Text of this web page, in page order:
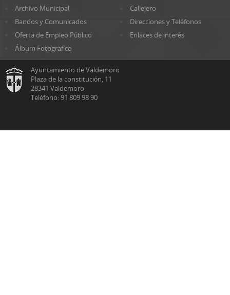
Archivo Municipal
Callejero
Bandos y Comunicados
Direcciones y Teléfonos
Oferta de Empleo Público
Enlaces de interés
Álbum Fotográfico
Ayuntamiento de Valdemoro
Plaza de la constitución, 11
28341 Valdemoro
Teléfono: 91 809 98 90